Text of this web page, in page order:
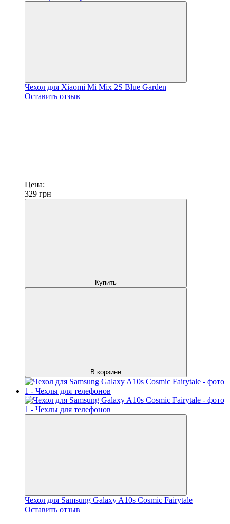
Чехол для Xiaomi Mi Mix 2S Blue Garden
Оставить отзыв
Цена:
329 грн
Купить
В корзине
Чехол для Samsung Galaxy A10s Cosmic Fairytale
Оставить отзыв